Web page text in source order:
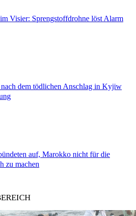
Visier: Sprengstoffdrohne löst Alarm
dem tödlichen Anschlag in Kyjiw
auf, Marokko nicht für die
zu machen